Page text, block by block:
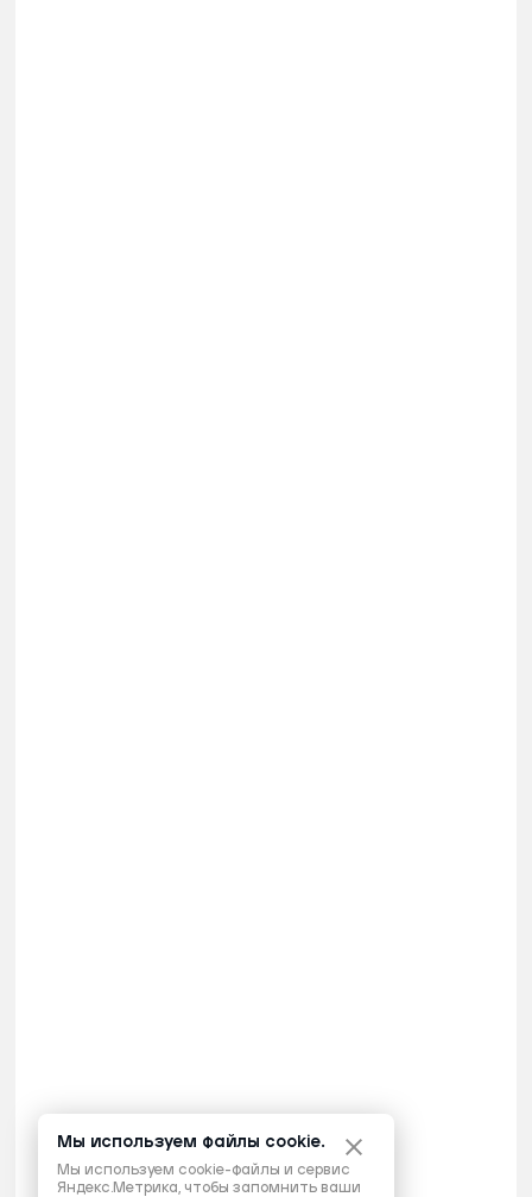
Мы используем файлы cookie.
Мы используем cookie-файлы и сервис
Яндекс.Метрика, чтобы запомнить ваши